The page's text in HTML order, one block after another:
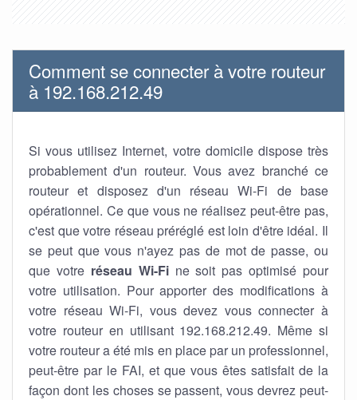
Comment se connecter à votre routeur
à 192.168.212.49
Si vous utilisez Internet, votre domicile dispose très
probablement d'un routeur. Vous avez branché ce
routeur et disposez d'un réseau Wi-Fi de base
opérationnel. Ce que vous ne réalisez peut-être pas,
c'est que votre réseau préréglé est loin d'être idéal. Il
se peut que vous n'ayez pas de mot de passe, ou
que votre réseau Wi-Fine soit pas optimisé pour
votre utilisation. Pour apporter des modifications à
votre réseau Wi-Fi, vous devez vous connecter à
votre routeur en utilisant 192.168.212.49. Même si
votre routeur a été mis en place par un professionnel,
peut-être par le FAI, et que vous êtes satisfait de la
façon dont les choses se passent, vous devrez peut-